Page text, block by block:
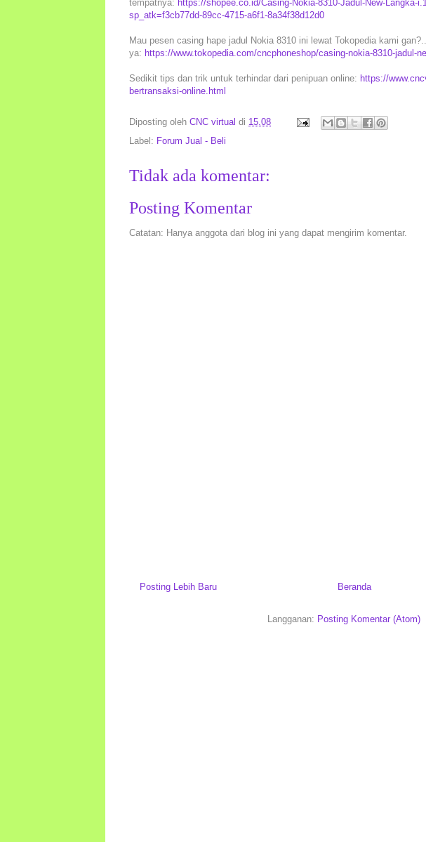
tempatnya: https://shopee.co.id/Casing-Nokia-8310-Jadul-New-Langka-
sp_atk=f3cb77dd-89cc-4715-a6f1-8a34f38d12d0
Mau pesen casing hape jadul Nokia 8310 ini lewat Tokopedia kami
ya: https://www.tokopedia.com/cncphoneshop/casing-nokia-8310-jadul-
Sedikit tips dan trik untuk terhindar dari penipuan online: https://
bertransaksi-online.html
Diposting oleh CNC virtual di 15.08
Label: Forum Jual - Beli
Tidak ada komentar:
Posting Komentar
Catatan: Hanya anggota dari blog ini yang dapat mengirim komentar.
Posting Lebih Baru Beranda
Langganan: Posting Komentar (Atom)